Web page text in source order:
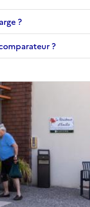
?
?